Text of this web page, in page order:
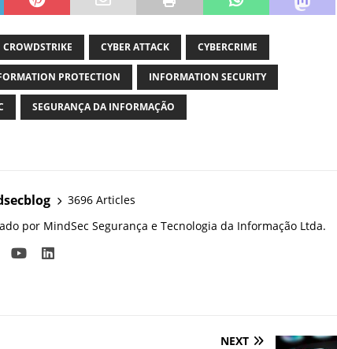
CROWDSTRIKE CYBER ATTACK CYBERCRIME
PROTECTION INFORMATION SECURITY
SEGURANÇA DA INFORMAÇÃO
3696 Articles
por MindSec Segurança e Tecnologia da Informação Ltda.
NEXT